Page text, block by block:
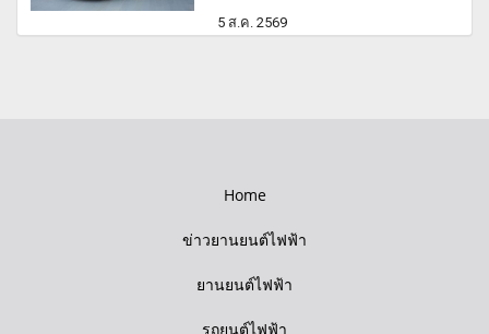
5 ส.ค. 2569
Home
ข่าวยานยนต์ไฟฟ้า
ยานยนต์ไฟฟ้า
รถยนต์ไฟฟ้า